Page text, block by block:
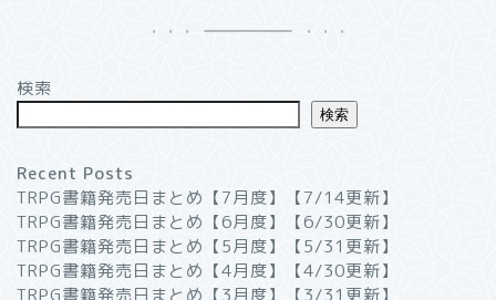
検索
検索
Recent Posts
TRPG書籍発売日まとめ【7月度】【7/14更新】
TRPG書籍発売日まとめ【6月度】【6/30更新】
TRPG書籍発売日まとめ【5月度】【5/31更新】
TRPG書籍発売日まとめ【4月度】【4/30更新】
TRPG書籍発売日まとめ【3月度】【3/31更新】